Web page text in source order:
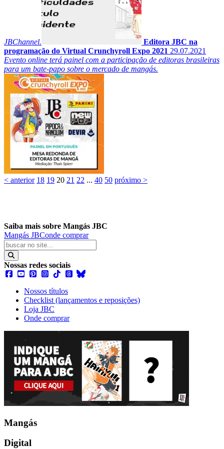
JBChannel.
Editora JBC na
programação do Virtual Crunchyroll Expo 2021 29.07.2021
Evento online terá painel com a participação de editoras brasileiras
para um bate-papo sobre o mercado de mangás.
< anterior 18 19 20 21 22 ... 40 50 próximo >
Saiba mais sobre Mangás JBC
Mangás JBConde comprar
Nossas redes sociais
Nossos títulos
Checklist (lançamentos e reposições)
Loja JBC
Onde comprar
Mangás
Digital